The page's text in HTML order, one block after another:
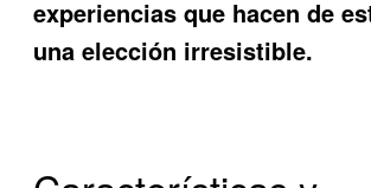
experiencias que hacen de
una elección irresistible.